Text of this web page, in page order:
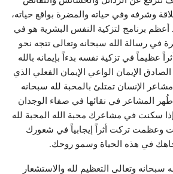
وشرفه وفي حياته والمضرة بواقع حياته،
أعظم برنامج لتزكية النفس البشرية هو في
في رسالة الله سبحانه وتعالى تتجه نحو
عظيماً في تزكية نفسه بدءاً بإيمانه بالله
الإيمان الواعي الإيمان الفعلي الذي
الإنسان تمتلئ بالمحبة لله سبحانه
طُهر المشاعر في نقائها في صفاء الوجدان
إذا سكنت في مشاعرك محبة الله المحبة لله
وعظمت تركت أثراً إيجابياً في شعورك
في هذه الحياة وسمو روحك.
وتعالى التعظيم لله والاستشعار